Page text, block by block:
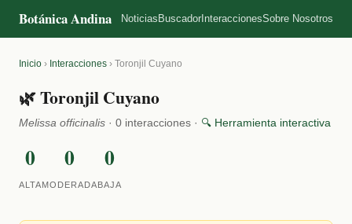
Botánica Andina Noticias Buscador InteraccionesSobre Nosotros
Inicio › Interacciones › Toronjil Cuyano
🌿 Toronjil Cuyano
Melissa officinalis · 0 interacciones · 🔍 Herramienta interactiva
0
ALTA
0
MODERADA
0
BAJA